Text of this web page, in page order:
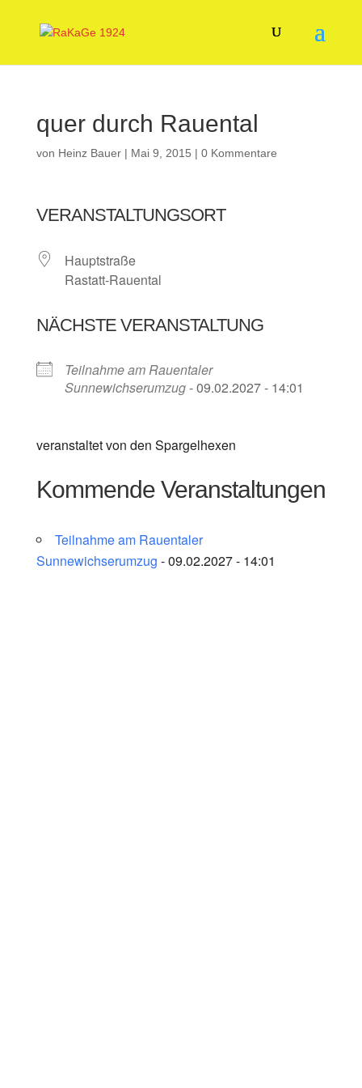
quer durch Rauental
von Heinz Bauer| Mai 9, 2015 | 0 Kommentare
VERANSTALTUNGSORT
Hauptstraße
Rastatt-Rauental
NÄCHSTE VERANSTALTUNG
Teilnahme am Rauentaler
Sunnewichserumzug- 09.02.2027 - 14:01
veranstaltet von den Spargelhexen
Kommende Veranstaltungen
Teilnahme am Rauentaler
Sunnewichserumzug - 09.02.2027 - 14:01